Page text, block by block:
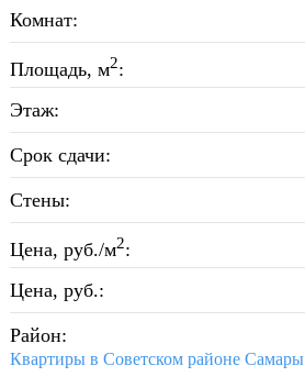
Комнат:
Площадь, м2:
Этаж:
Срок сдачи:
Стены:
Цена, руб./м2:
Цена, руб.:
Район:
Квартиры в Советском районе Самары